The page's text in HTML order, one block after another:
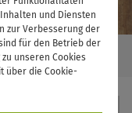
und Diensten
zur Verbesserung der
für den Betrieb der
unseren Cookies
über die Cookie-
MAP
DIE